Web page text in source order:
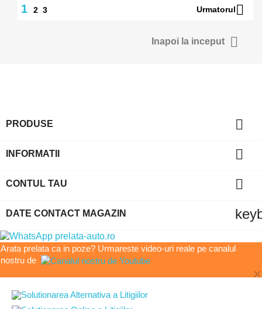
1 2 3 Urmatorul
Inapoi la inceput 
PRODUSE 
INFORMATII 
CONTUL TAU 
DATE CONTACT MAGAZIN
Arata prelata ca in poze? Urmareste video-uri reale pe canalul
nostru de
×